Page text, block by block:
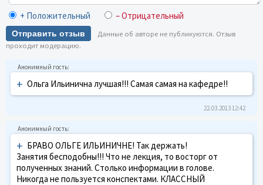
+ Положительный – Отрицательный
Отправить отзыв
Данные об авторе не публикуются. Отзыв
проходит модерацию.
+ Ольга Ильинична лучшая!!! Самая самая на кафедре!!
22.03.2013 12:42
+ БРАВО ОЛЬГЕ ИЛЬИНИЧНЕ! Так держать!
Занятия бесподобны!!! Что не лекция, то восторг от
полученных знаний. Столько информации в голове.
Никогда не пользуется конспектами. КЛАССНЫЙ